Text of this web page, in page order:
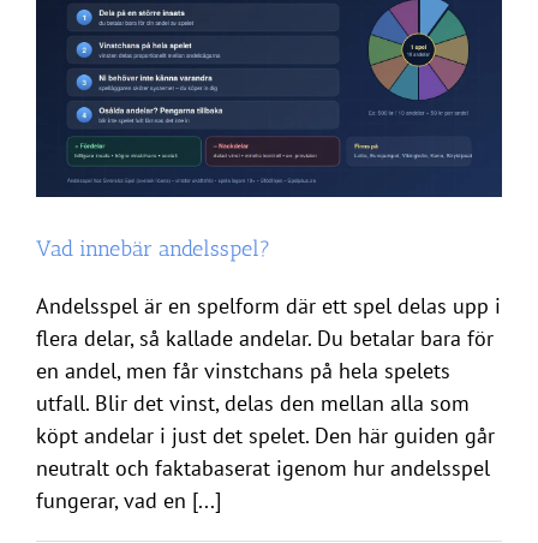
Vad innebär andelsspel?
Andelsspel är en spelform där ett spel delas upp i
flera delar, så kallade andelar. Du betalar bara för
en andel, men får vinstchans på hela spelets
utfall. Blir det vinst, delas den mellan alla som
köpt andelar i just det spelet. Den här guiden går
neutralt och faktabaserat igenom hur andelsspel
fungerar, vad en [...]